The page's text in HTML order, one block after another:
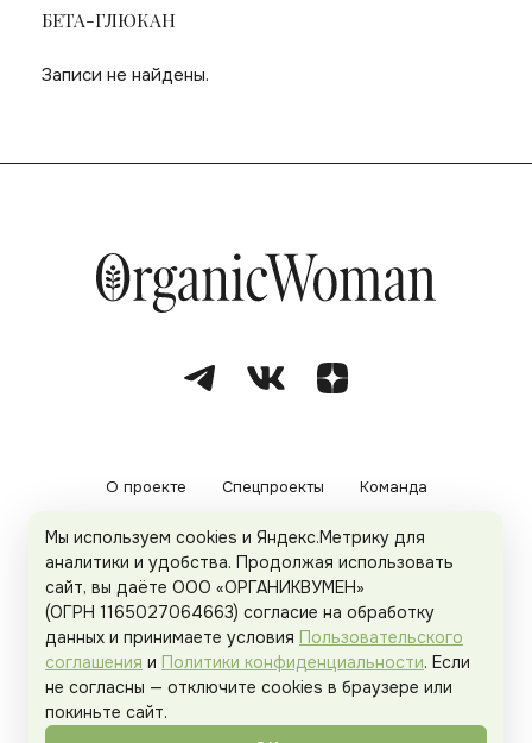
БЕТА-ГЛЮКАН
Записи не найдены.
О проекте Спецпроекты Команда
Рекламодателям Политика конфиденциальности
Пользовательское соглашение
Organicwoman.ru . Все права защищены.
Мы используем cookies и Яндекс.Метрику для
аналитики и удобства. Продолжая использовать
сайт, вы даёте ООО «ОРГАНИКВУМЕН»
(ОГРН 1165027064663) согласие на обработку
данных и принимаете условия Пользовательского
соглашения и Политики конфиденциальности. Если
не согласны — отключите cookies в браузере или
покиньте сайт.